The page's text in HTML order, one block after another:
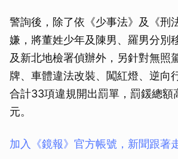
警詢後，除了依《少事法》及《刑
嫌，將董姓少年及陳男、羅男分別
及新北地檢署偵辦外，另針對無照
牌、車體違法改裝、闖紅燈、逆向
合計33項違規開出罰單，罰鍰總額
元。
加入《鏡報》官方帳號，新聞跟著